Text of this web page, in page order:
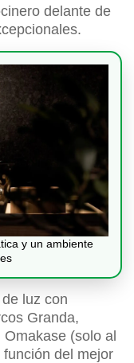
delante de
y un ambiente
luz con
Granda,
Omakase (solo al
del mejor